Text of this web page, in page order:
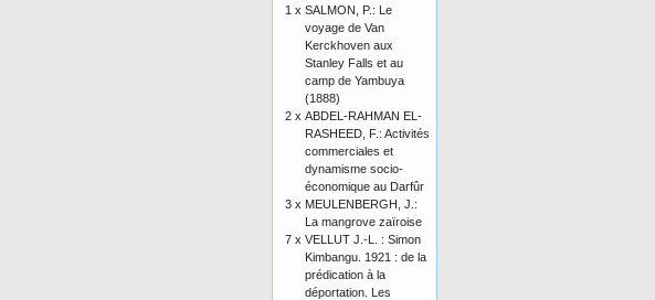
1 x SALMON, P.: Le
voyage de Van
Kerckhoven aux
Stanley Falls et au
camp de Yambuya
(1888)
2 x ABDEL-RAHMAN EL-
RASHEED, F.: Activités
commerciales et
dynamisme socio-
économique au Darfûr
3 x MEULENBERGH, J.:
La mangrove zaïroise
7 x VELLUT J.-L. : Simon
Kimbangu. 1921 : de la
prédication à la
déportation. Les